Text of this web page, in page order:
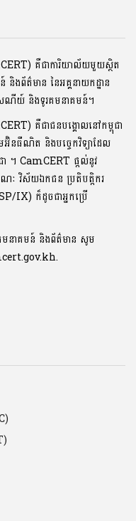
គឺជាការិយាល័យមួយស្ថិត
និងព័ត៌មាន នៃអគ្គនាយកដ្ឋាន
សណីយ៍ និងទូរគមនាគមន៍។
គឺជាជនបង្គោលនៅកម្ពុជា
អ៊ិនធឺណិត និងបច្ចេកវិទ្យាដែល
។ CamCERT ផ្តល់នូវ
ៈ វិស័យឯកជន ប្រតិបត្តិករ
IX) ក៏ដូចជាអ្នកប្រើ
គមនាគមន៍ និងព័ត៌មាន សូម